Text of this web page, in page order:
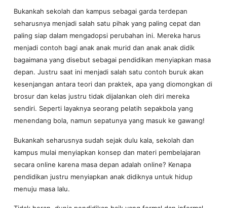
Bukankah sekolah dan kampus sebagai garda terdepan
seharusnya menjadi salah satu pihak yang paling cepat dan
paling siap dalam mengadopsi perubahan ini. Mereka harus
menjadi contoh bagi anak anak murid dan anak anak didik
bagaimana yang disebut sebagai pendidikan menyiapkan masa
depan. Justru saat ini menjadi salah satu contoh buruk akan
kesenjangan antara teori dan praktek, apa yang diomongkan di
brosur dan kelas justru tidak dijalankan oleh diri mereka
sendiri. Seperti layaknya seorang pelatih sepakbola yang
menendang bola, namun sepatunya yang masuk ke gawang!
Bukankah seharusnya sudah sejak dulu kala, sekolah dan
kampus mulai menyiapkan konsep dan materi pembelajaran
secara online karena masa depan adalah online? Kenapa
pendidikan justru menyiapkan anak didiknya untuk hidup
menuju masa lalu.